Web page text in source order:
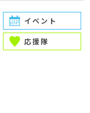
イベント
応援隊